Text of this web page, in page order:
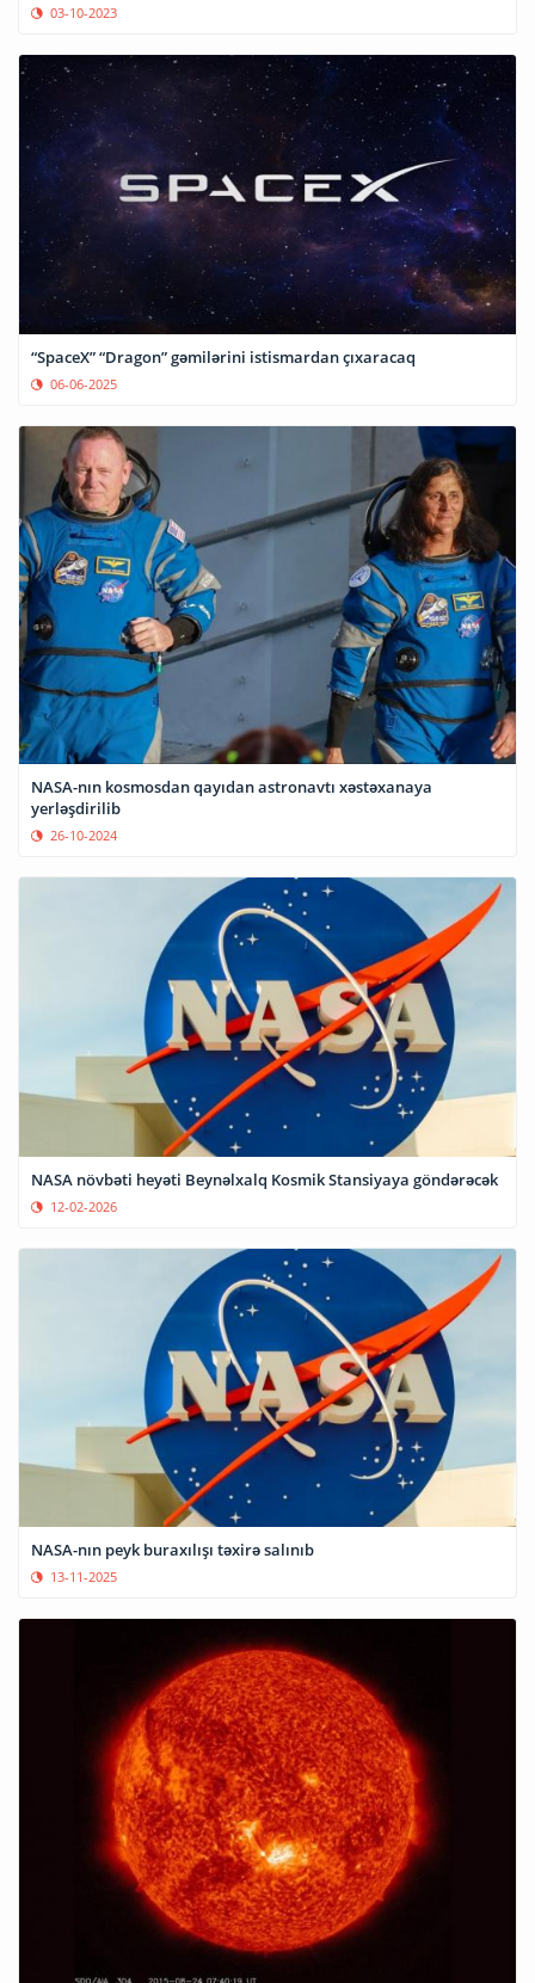
03-10-2023
“SpaceX” “Dragon” gəmilərini istismardan çıxaracaq
06-06-2025
NASA-nın kosmosdan qayıdan astronavtı xəstəxanaya
yerləşdirilib
26-10-2024
NASA növbəti heyəti Beynəlxalq Kosmik Stansiyaya göndərəcək
12-02-2026
NASA-nın peyk buraxılışı təxirə salınıb
13-11-2025